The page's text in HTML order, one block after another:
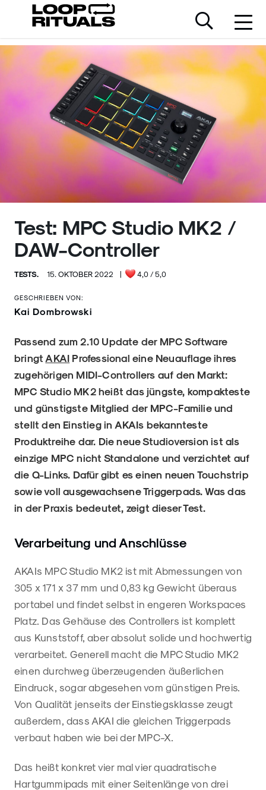
Test: MPC Studio MK2 /
DAW-Controller
TESTS. 15. OKTOBER 2022 | 4,0 / 5,0
GESCHRIEBEN VON:
Kai Dombrowski
Passend zum 2.10 Update der MPC Software
bringt AKAI Professional eine Neuauflage ihres
zugehörigen MIDI-Controllers auf den Markt:
MPC Studio MK2 heißt das jüngste, kompakteste
und günstigste Mitglied der MPC-Familie und
stellt den Einstieg in AKAIs bekannteste
Produktreihe dar. Die neue Studioversion ist als
einzige MPC nicht Standalone und verzichtet auf
die Q-Links. Dafür gibt es einen neuen Touchstrip
sowie voll ausgewachsene Triggerpads. Was das
in der Praxis bedeutet, zeigt dieser Test.
Verarbeitung und Anschlüsse
AKAIs MPC Studio MK2 ist mit Abmessungen von
305 x 171 x 37 mm und 0,83 kg Gewicht überaus
portabel und findet selbst in engeren Workspaces
Platz. Das Gehäuse des Controllers ist komplett
aus Kunststoff, aber absolut solide und hochwertig
verarbeitet. Generell macht die MPC Studio MK2
einen durchweg überzeugenden äußerlichen
Eindruck, sogar abgesehen vom günstigen Preis.
Von Qualität jenseits der Einstiegsklasse zeugt
außerdem, dass AKAI die gleichen Triggerpads
verbaut haben wie bei der MPC-X.
Das heißt konkret vier mal vier quadratische
Hartgummipads mit einer Seitenlänge von drei